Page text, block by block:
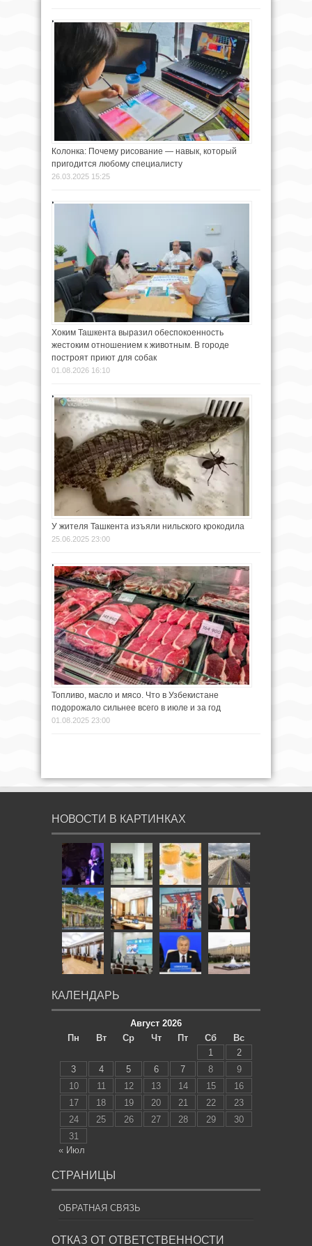
Колонка: Почему рисование — навык, который
пригодится любому специалисту
26.03.2025 15:25
Хоким Ташкента выразил обеспокоенность
жестоким отношением к животным. В городе
построят приют для собак
01.08.2026 16:10
У жителя Ташкента изъяли нильского крокодила
25.06.2025 23:00
Топливо, масло и мясо. Что в Узбекистане
подорожало сильнее всего в июле и за год
01.08.2025 23:00
НОВОСТИ В КАРТИНКАХ
КАЛЕНДАРЬ
Август 2026
Пн
Вт Ср Чт Пт Сб
Вс
1
2
3
4 5 6 7 8
9
10
11 12 13 14 15
16
17
18 19 20 21 22
23
24
25 26 27 28 29
30
31
« Июл
СТРАНИЦЫ
ОБРАТНАЯ СВЯЗЬ
ОТКАЗ ОТ ОТВЕТСТВЕННОСТИ